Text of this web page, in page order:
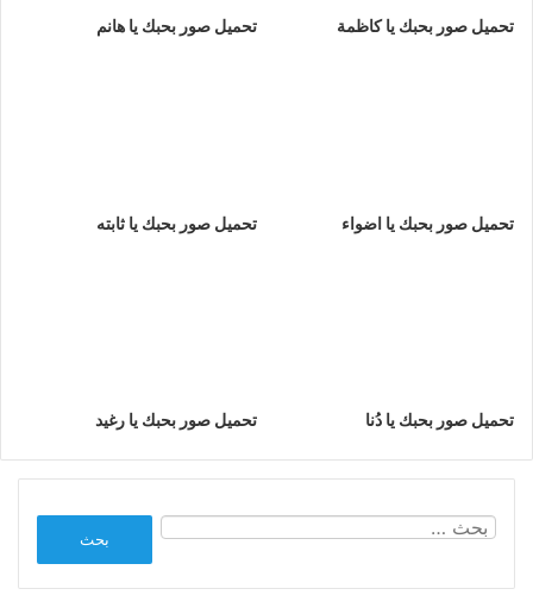
تحميل صور بحبك يا كاظمة تحميل صور بحبك يا هانم
تحميل صور بحبك يا اضواء تحميل صور بحبك يا ثابته
تحميل صور بحبك يا دُنا تحميل صور بحبك يا رغيد